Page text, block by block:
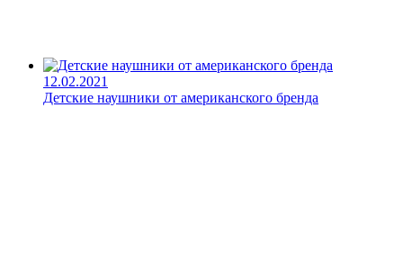
12.02.2021
Детские наушники от американского бренда